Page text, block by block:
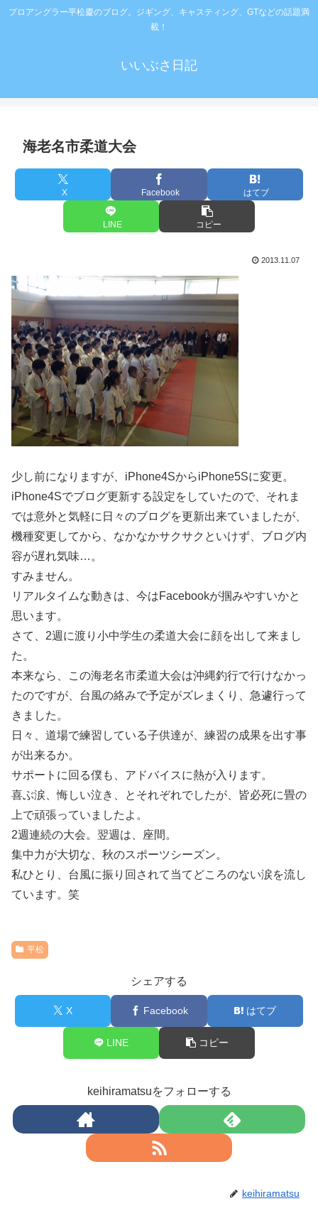
プロアングラー平松慶のブログ。ジギング、キャスティング、GTなどの話題満
載！
いいぶさ日記
海老名市柔道大会
X Facebook はてブ
LINE コピー
2013.11.07
少し前になりますが、iPhone4SからiPhone5Sに変更。
iPhone4Sでブログ更新する設定をしていたので、それま
では意外と気軽に日々のブログを更新出来ていましたが、
機種変更してから、なかなかサクサクといけず、ブログ内
容が遅れ気味…。
すみません。
リアルタイムな動きは、今はFacebookが掴みやすいかと
思います。
さて、2週に渡り小中学生の柔道大会に顔を出して来まし
た。
本来なら、この海老名市柔道大会は沖縄釣行で行けなかっ
たのですが、台風の絡みで予定がズレまくり、急遽行って
きました。
日々、道場で練習している子供達が、練習の成果を出す事
が出来るか。
サポートに回る僕も、アドバイスに熱が入ります。
喜ぶ涙、悔しい泣き、とそれぞれでしたが、皆必死に畳の
上で頑張っていましたよ。
2週連続の大会。翌週は、座間。
集中力が大切な、秋のスポーツシーズン。
私ひとり、台風に振り回されて当てどころのない涙を流し
ています。笑
平松
シェアする
X Facebook はてブ
LINE コピー
keihiramatsuをフォローする
keihiramatsu